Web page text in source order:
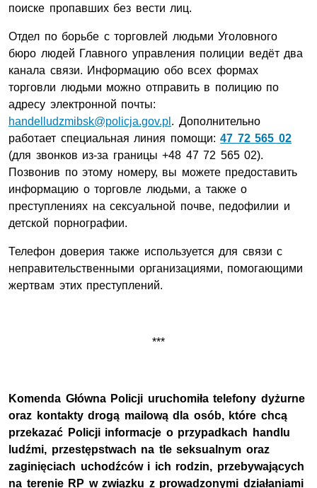
поиске пропавших без вести лиц.
Отдел по борьбе с торговлей людьми Уголовного
бюро людей Главного управления полиции ведёт два
канала связи. Информацию обо всех формах
торговли людьми можно отправить в полицию по
адресу электронной почты:
handelludzmibsk@policja.gov.pl . Дополнительно
работает специальная линия помощи:47 72 565 02
(для звонков из-за границы +48 47 72 565 02).
Позвонив по этому номеру, вы можете предоставить
информацию о торговле людьми, а также о
преступлениях на сексуальной почве, педофилии и
детской порнографии.
Телефон доверия также используется для связи с
неправительственными организациями, помогающими
жертвам этих преступлений.
***
Komenda Główna Policji uruchomiła telefony dyżurne
oraz kontakty drogą mailową dla osób, które chcą
przekazać Policji informacje o przypadkach handlu
ludźmi, przestępstwach na tle seksualnym oraz
zaginięciach uchodźców i ich rodzin, przebywających
na terenie RP w związku z prowadzonymi działaniami